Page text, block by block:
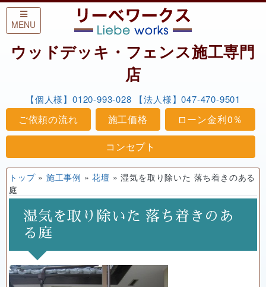
Skip to content
MENU
ウッドデッキ・フェンス施工専門
店
【個人様】0120-993-028 【法人様】047-470-9501
ご依頼の流れ 施工価格
ローン金利0％
コンセプト
トップ» 施工事例 »花壇 »湿気を取り除いた 落ち着きのある
庭
湿気を取り除いた 落ち着きのあ
る庭